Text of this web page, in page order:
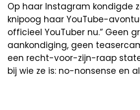
Op haar Instagram kondigde
knipoog haar YouTube-
officieel YouTuber nu.” Geen
aankondiging, geen
een recht-voor-zijn-raap
bij wie ze is: no-nonsense en